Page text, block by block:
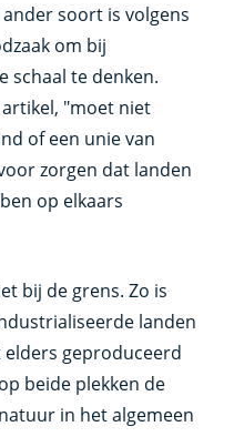
soort is volgens
om bij
schaal te denken.
"moet niet
of een unie van
zorgen dat landen
op elkaars
bij de grens. Zo is
landen
elders geproduceerd
beide plekken de
in het algemeen